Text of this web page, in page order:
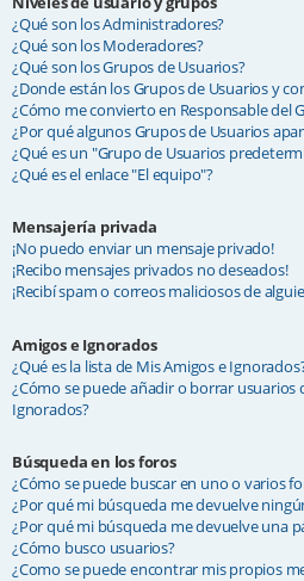
¿Qué son los Administradores?
¿Qué son los Moderadores?
¿Qué son los Grupos de Usuarios?
¿Donde están los Grupos de Usuarios y
¿Cómo me convierto en Responsable del
¿Por qué algunos Grupos de Usuarios
¿Qué es un "Grupo de Usuarios
¿Qué es el enlace "El equipo"?
Mensajería privada
¡No puedo enviar un mensaje privado!
¡Recibo mensajes privados no deseados!
¡Recibí spam o correos maliciosos de
Amigos e Ignorados
¿Qué es la lista de Mis Amigos e
¿Cómo se puede añadir o borrar usuarios
Ignorados?
Búsqueda en los foros
¿Cómo se puede buscar en uno o varios
¿Por qué mi búsqueda me devuelve
¿Por qué mi búsqueda me devuelve una
¿Cómo busco usuarios?
¿Como se puede encontrar mis propios